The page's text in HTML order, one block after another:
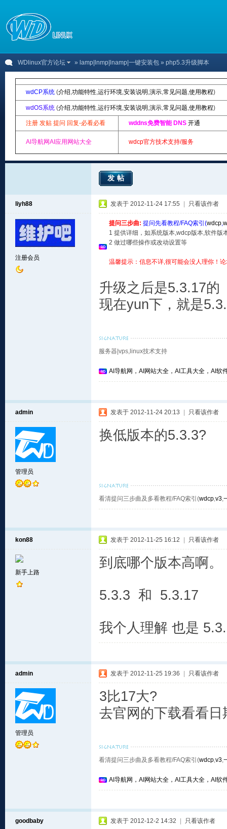
WDlinux官方论坛 » lamp|lnmp|lnamp|一键安装包 » php5.3升级脚本
wdCP系统 (介绍,功能特性,运行环境,安装说明 ,演示,常见问题,使用教程)
wdOS系统 (介绍,功能特性,运行环境,安装说明 ,演示,常见问题,使用教程)
注册 发贴 提问 回复-必看必看 wddns免费智能 DNS 开通
AI导航网AI应用网站大全 wdcp官方技术支持/服务
发帖
liyh88
注册会员
发表于 2012-11-24 17:55 只看该作者
提问三步曲: 提问先看教程/FAQ索引(wdcp,
1 提供详细，如系统版本,wdcp版本,软件版
2 做过哪些操作或改动设置等
温馨提示：信息不详,很可能会没人理你！
升级之后是5.3.17的
现在yun下，就是
服务器|vps,linux技术支持
AI导航网，AI网站大全，AI工具大全，AI软
admin
管理员
发表于 2012-11-24 20:13 只看该作者
换低版本的5.3.3?
看清提问三步曲及多看教程/FAQ索引(wdcp,v3,
kon88
新手上路
发表于 2012-11-25 16:12 只看该作者
到底哪个版本高啊。
5.3.3 和 5.3.17
我个人理解 也是
admin
管理员
发表于 2012-11-25 19:36 只看该作者
3比17大?
去官网的下载看看日
看清提问三步曲及多看教程/FAQ索引(wdcp,v3,
AI导航网，AI网站大全，AI工具大全，AI软
goodbaby 发表于 2012-12-2 14:32 只看该作者